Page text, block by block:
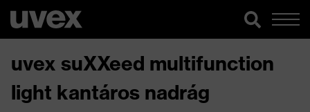
uvex suXXeed multifunction
light kantáros nadrág